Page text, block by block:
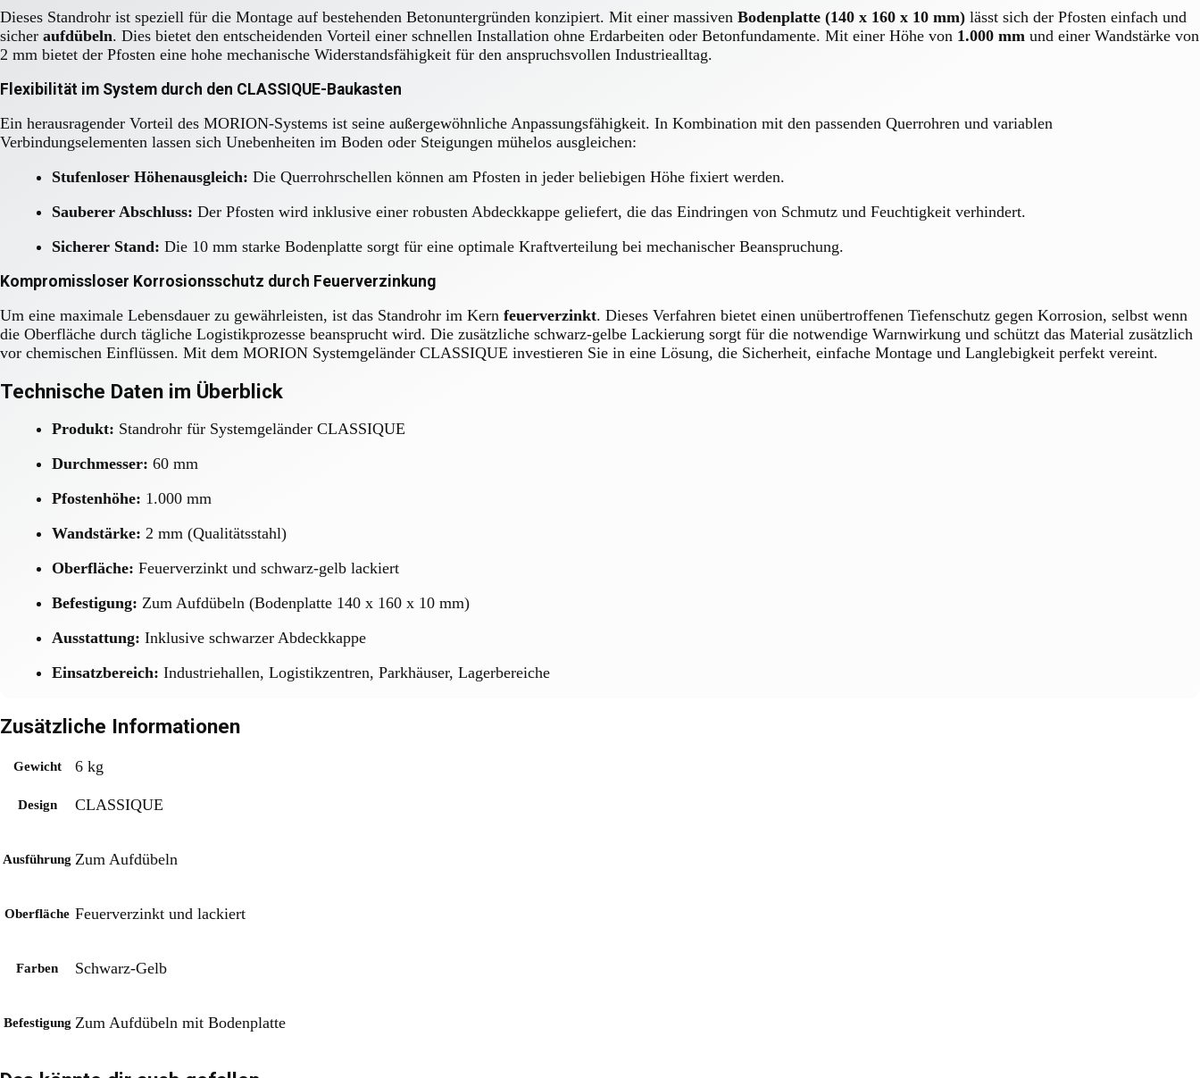
Dieses Standrohr ist speziell für die Montage auf bestehenden Betonuntergründen konzipiert. Mit einer massiven Bodenplatte (140 x 160 x 10 mm) lässt sich der Pfosten einfach und
sicher aufdübeln. Dies bietet den entscheidenden Vorteil einer schnellen Installation ohne Erdarbeiten oder Betonfundamente. Mit einer Höhe von 1.000 mm und einer Wandstärke von
2 mm bietet der Pfosten eine hohe mechanische Widerstandsfähigkeit für den anspruchsvollen Industriealltag.
Flexibilität im System durch den CLASSIQUE-Baukasten
Ein herausragender Vorteil des MORION-Systems ist seine außergewöhnliche Anpassungsfähigkeit. In Kombination mit den passenden Querrohren und variablen
Verbindungselementen lassen sich Unebenheiten im Boden oder Steigungen mühelos ausgleichen:
Stufenloser Höhenausgleich: Die Querrohrschellen können am Pfosten in jeder beliebigen Höhe fixiert werden.
Sauberer Abschluss: Der Pfosten wird inklusive einer robusten Abdeckkappe geliefert, die das Eindringen von Schmutz und Feuchtigkeit verhindert.
Sicherer Stand: Die 10 mm starke Bodenplatte sorgt für eine optimale Kraftverteilung bei mechanischer Beanspruchung.
Kompromissloser Korrosionsschutz durch Feuerverzinkung
Um eine maximale Lebensdauer zu gewährleisten, ist das Standrohr im Kern feuerverzinkt. Dieses Verfahren bietet einen unübertroffenen Tiefenschutz gegen Korrosion, selbst wenn
die Oberfläche durch tägliche Logistikprozesse beansprucht wird. Die zusätzliche schwarz-gelbe Lackierung sorgt für die notwendige Warnwirkung und schützt das Material zusätzlich
vor chemischen Einflüssen. Mit dem MORION Systemgeländer CLASSIQUE investieren Sie in eine Lösung, die Sicherheit, einfache Montage und Langlebigkeit perfekt vereint.
Technische Daten im Überblick
Produkt: Standrohr für Systemgeländer CLASSIQUE
Durchmesser: 60 mm
Pfostenhöhe: 1.000 mm
Wandstärke: 2 mm (Qualitätsstahl)
Oberfläche: Feuerverzinkt und schwarz-gelb lackiert
Befestigung: Zum Aufdübeln (Bodenplatte 140 x 160 x 10 mm)
Ausstattung: Inklusive schwarzer Abdeckkappe
Einsatzbereich: Industriehallen, Logistikzentren, Parkhäuser, Lagerbereiche
Zusätzliche Informationen
Gewicht 6 kg
Design CLASSIQUE
Ausführung Zum Aufdübeln
Oberfläche Feuerverzinkt und lackiert
Farben Schwarz-Gelb
Befestigung Zum Aufdübeln mit Bodenplatte